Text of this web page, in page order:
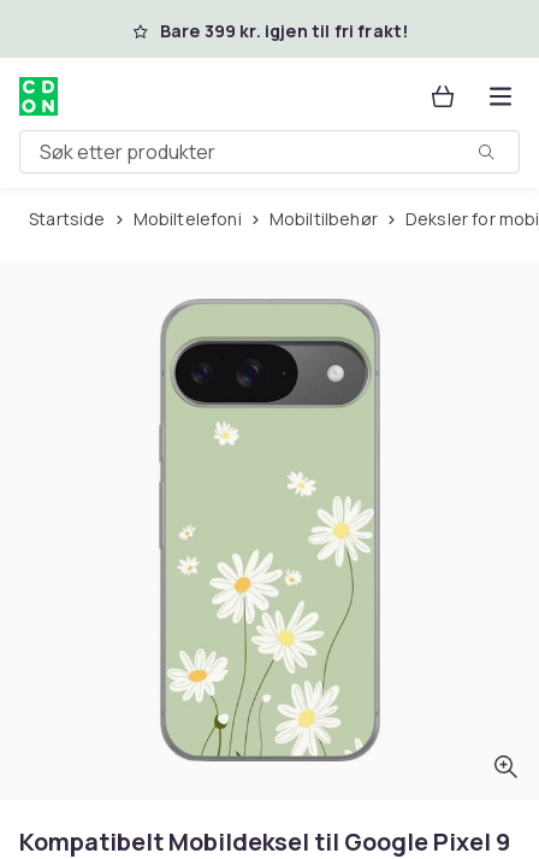
Hopp til hovedinnholdBare 399 kr. igjen til fri frakt!
Søk etter produkter
Startside Mobiltelefoni Mobiltilbehør Deksler for
Kompatibelt Mobildeksel til Google Pixel 9